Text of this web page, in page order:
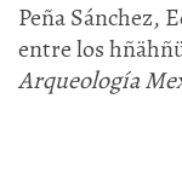
Peña Sánchez,
entre los
Arqueología